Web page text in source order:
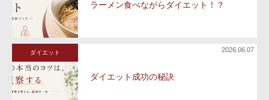
ラーメン食べながらダイエット！？
ダイエット
ダイエット成功の秘訣
2026.06.07